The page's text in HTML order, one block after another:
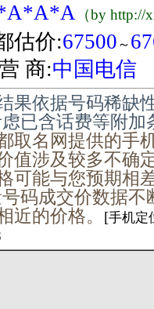
（by
估价:67500 ～
商:中国电信
依据号码稀缺
已含话费等附加
名网提供的手
值涉及较多不确
可能与您预期相
码成交价数据不
近的价格。
[手机定